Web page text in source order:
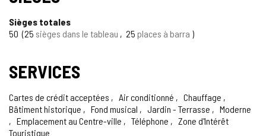
Sièges totales
50 25 sièges dans le tableau 25 places à barra
SERVICES
Cartes de crédit acceptées Air conditionné
Chauffage
Bâtiment historique
Fond musical Jardin - Terrasse
Moderne
Emplacement au Centre-ville
Téléphone
Zone d'Intérêt
Touristique